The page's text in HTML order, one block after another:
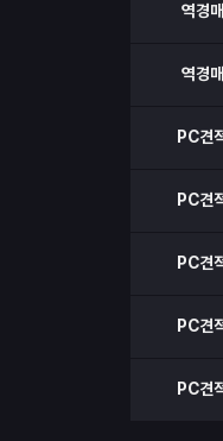
역경매
역경매
PC견
PC견
PC견
PC견
PC견